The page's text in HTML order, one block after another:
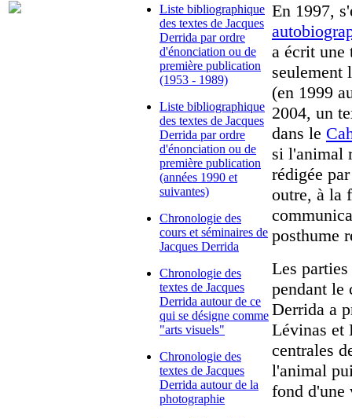
Liste bibliographique
des textes de Jacques
Derrida par ordre
d'énonciation ou de
première publication
(1953 - 1989)
Liste bibliographique
des textes de Jacques
Derrida par ordre
d'énonciation ou de
première publication
(années 1990 et
suivantes)
Chronologie des
cours et séminaires de
Jacques Derrida
Chronologie des
textes de Jacques
Derrida autour de ce
qui se désigne comme
"arts visuels"
Chronologie des
textes de Jacques
Derrida autour de la
photographie
En 1997,
a écrit une
seulement
(en 1999
2004, un
dans le
si l'animal
rédigée
outre, à la
posthume
Les
pendant le
Derrida a
Lévinas et
centrales
l'animal
fond